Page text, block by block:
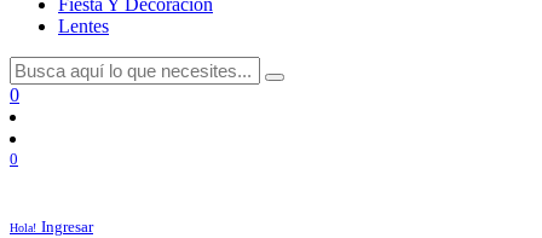
Fiesta Y Decoración
Lentes
0
0
Hola! Ingresar